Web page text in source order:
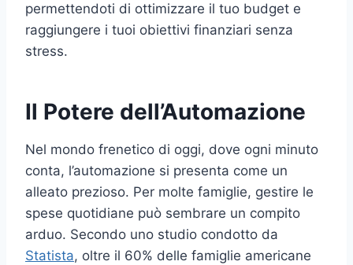
permettendoti di ottimizzare il tuo budget e
raggiungere i tuoi obiettivi finanziari senza
stress.
Il Potere dell’Automazione
Nel mondo frenetico di oggi, dove ogni minuto
conta, l’automazione si presenta come un
alleato prezioso. Per molte famiglie, gestire le
spese quotidiane può sembrare un compito
arduo. Secondo uno studio condotto da
Statista, oltre il 60% delle famiglie americane